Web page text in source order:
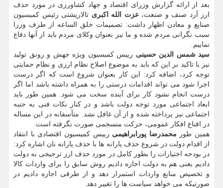
بعد از ارائه گزارش وزرای اقتصاد و جهاد کشاورزی در مورد حذف
ارز آرد صنف و صنعت،عزت الله اکبری تالارپشتی رئیس کمیسیون
صنایع و معادن اظهار داشت: تصمیمات خلق الساعه از طرف وزرا
سبب نگرانی مردم شده و ما نیز بعنوان وکلای مردم باید از آنها دفاع
نماییم.
سید شمس الدین حسینی رییس کمیسیون ویژه جهش و رونق تولید
نیز با تاکید بر این که باید به موضوع اصلاح نظام ارزی و نظام حمایتی
توجه کرد، اضافه کرد: این کار بعنوان شروع است که اگر درست
اجرا شود می تواند اقدامات درستی را به همراه داشته باشد اما اگر
درست انجام نشود کار برای آینده سخت می شود. همین طور باید
ابعاد اجتماعی مورد توجه دولت باشد و در کنار نکات فنی به جنبه
اجتماعی نیز پرداخته شده و از آن غافل نشد. متأسفانه در این مساله
در اقناع افکار عمومی، حرکت منسجمی صورت نگرفته است.
همین طور محمدرضا پورابراهیمی رییس کمیسیون اقتصادی با انتقاد
از اقدام دولت در شروع حذف یارانه ها با حذف یارانه نان اشاره کرد:
در بودجه اختیارات را بطور کامل در مورد حذف ارز ترجیحی به دولت
دادیم یعنی هم به دولت اجازه دادیم روش سابق را برای واردات کالا
و تخصیص منابع واردات استمرار دهد و از طرفی اجازه دادیم در
صورتیکه می خواهد سیاست ها را تغییر دهد.